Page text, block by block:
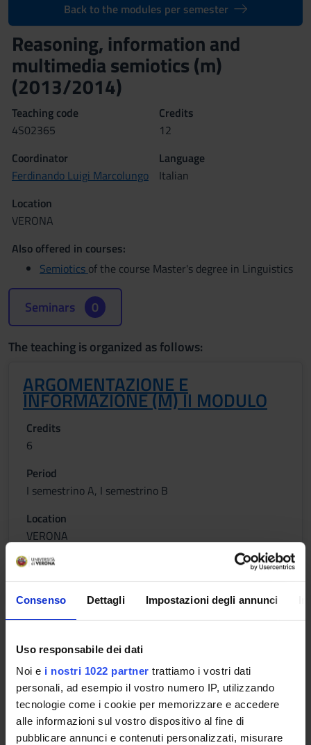
Consenso Dettagli Impostazioni degli annunci
Uso responsabile dei dati
Noi e i nostri 1022 partner trattiamo i vostri dati
personali, ad esempio il vostro numero IP, utilizzando
tecnologie come i cookie per memorizzare e accedere
alle informazioni sul vostro dispositivo al fine di
pubblicare annunci e contenuti personalizzati, misurare
Back to the modules per semester
Reasoning, information and
multimedia semiotics (m)
(2013/2014)
Teaching code
4S02365
Credits
12
Coordinator
Ferdinando Luigi Marcolungo
Language
Italian
Location
VERONA
Also offered in courses:
Semiotics of the course Master's degree in Linguistics
Seminars 0
The teaching is organized as follows:
ARGOMENTAZIONE E
INFORMAZIONE (M) II MODULO
Credits
6
Period
I semestrino A, I semestrino B
Location
VERONA
Academic staff
Ferdinando Luigi Marcolungo
SEMIOTICA MULTIMEDIALE (M) I
MODULO
Credits
6
Period